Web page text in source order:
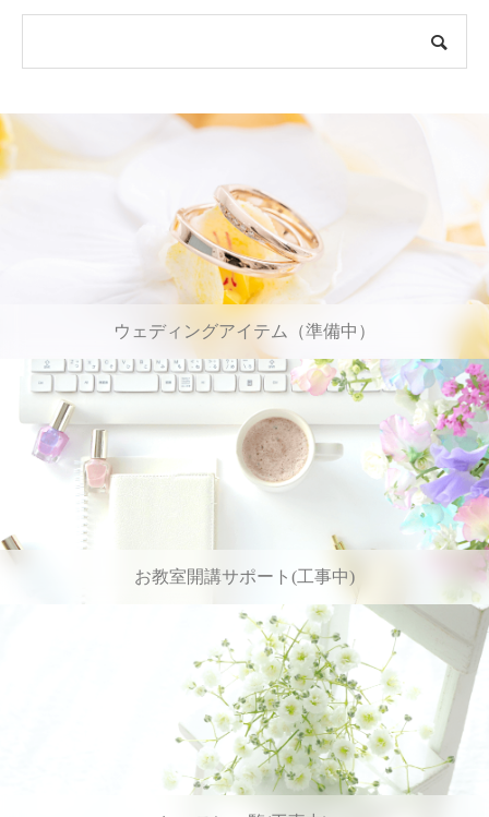
ウェディングアイテム（準備中）
お教室開講サポート(工事中)